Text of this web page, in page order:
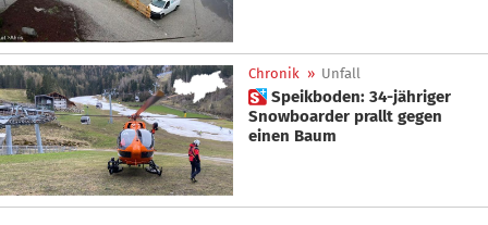
Chronik » Unfall
 Speikboden: 34-jähriger
Snowboarder prallt gegen
einen Baum